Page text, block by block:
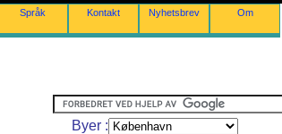
Språk Kontakt Nyhetsbrev Om
Byer :